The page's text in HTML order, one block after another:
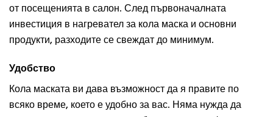
от посещенията в салон. След първоначалната
инвестиция в нагревател за кола маска и основни
продукти, разходите се свеждат до минимум.
Удобство
Кола маската ви дава възможност да я правите по
всяко време, което е удобно за вас. Няма нужда да